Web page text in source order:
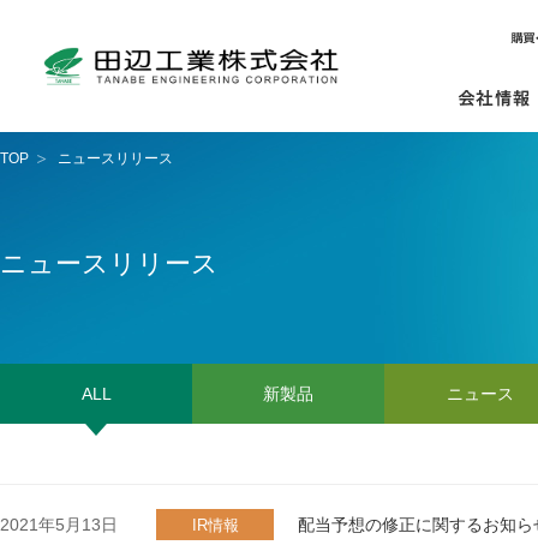
TOP ニュースリリース
ニュースリリース
ALL 新製品 ニュース
2021年5月13日 IR情報 配当予想の修正に関するお知ら